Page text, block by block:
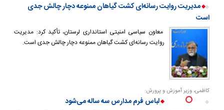
مدیریت روایت رسانه‌ای کشت گیاهان ممنوعه دچار چالش جدی
است
معاون سیاسی امنیتی استانداری لرستان، تأکید کرد: مدیریت
روایت رسانه‌ای کشت گیاهان ممنوعه دچار چالش جدی است.
کاظمی، وزیر آموزش و پرورش:
لباس فرم مدارس سه ‌ساله می‌شود